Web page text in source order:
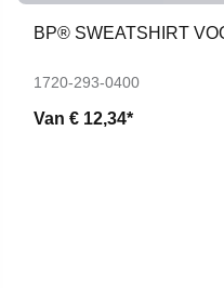
BP® SWEATSHIRT
1720-293-0400
Van € 12,34*